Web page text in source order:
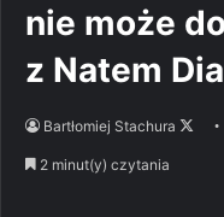
nie może
z Natem
Bartłomiej Stachura
2 minut(y) czytania